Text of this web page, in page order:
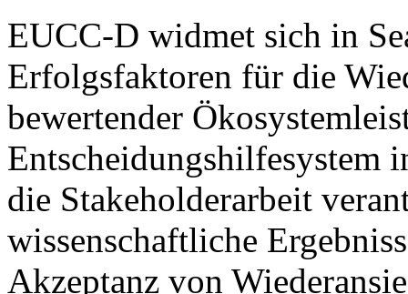
EUCC-D widmet sich in
Erfolgsfaktoren für die
bewertender
Entscheidungshilfesystem
die Stakeholderarbeit
wissenschaftliche
Akzeptanz von